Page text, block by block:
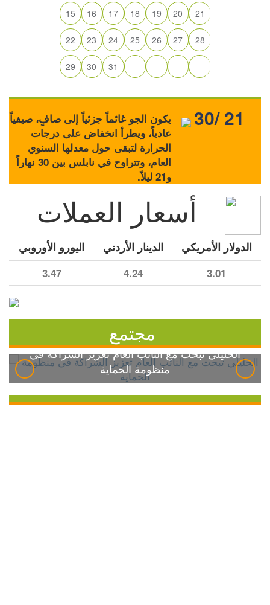
15 16 17 18 19 20 21
22 23 24 25 26 27 28
29 30 31
يكون الجو غائماً جزئياً إلى صافٍ، صيفياً
عادياً، ويطرأ انخفاض على درجات
الحرارة لتبقى حول معدلها السنوي
العام، وتتراوح في نابلس بين 30 نهاراً
و21 ليلاً.
30/ 21
أسعار العملات
الدولار الأمريكي الدينار الأردني اليورو الأوروبي
3.01
4.24
3.47
مجتمع
الخليلي تبحث مع النائب العام تعزيز الشراكة في
منظومة الحماية